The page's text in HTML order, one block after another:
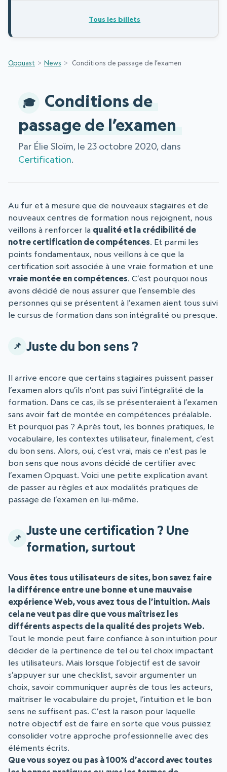
Tous les billets
Opquast News Conditions de passage de l’examen
Conditions de
passage de l’examen
Par Élie Sloïm, le 23 octobre 2020, dans
Certification.
Au fur et à mesure que de nouveaux stagiaires et de
nouveaux centres de formation nous rejoignent, nous
veillons à renforcer la qualité et la crédibilité de
notre certification de compétences. Et parmi les
points fondamentaux, nous veillons à ce que la
certification soit associée à une vraie formation et une
vraie montée en compétences. C’est pourquoi nous
avons décidé de nous assurer que l’ensemble des
personnes qui se présentent à l’examen aient tous suivi
le cursus de formation dans son intégralité ou presque.
Juste du bon sens ?
Il arrive encore que certains stagiaires puissent passer
l’examen alors qu’ils n’ont pas suivi l’intégralité de la
formation. Dans ce cas, ils se présenteraient à l’examen
sans avoir fait de montée en compétences préalable.
Et pourquoi pas ? Après tout, les bonnes pratiques, le
vocabulaire, les contextes utilisateur, finalement, c’est
du bon sens. Alors, oui, c’est vrai, mais ce n’est pas le
bon sens que nous avons décidé de certifier avec
l’examen Opquast. Voici une petite explication avant
de passer au règles et aux modalités pratiques de
passage de l’examen en lui-même.
Juste une certification ? Une
formation, surtout
Vous êtes tous utilisateurs de sites, bon savez faire
la différence entre une bonne et une mauvaise
expérience Web, vous avez tous de l’intuition. Mais
cela ne veut pas dire que vous maîtrisez les
différents aspects de la qualité des projets Web.
Tout le monde peut faire confiance à son intuition pour
décider de la pertinence de tel ou tel choix impactant
les utilisateurs. Mais lorsque l’objectif est de savoir
s’appuyer sur une checklist, savoir argumenter un
choix, savoir communiquer auprès de tous les acteurs,
maîtriser le vocabulaire du projet, l’intuition et le bon
sens ne suffisent pas. C’est la raison pour laquelle
notre objectif est de faire en sorte que vous puissiez
consolider votre approche professionnelle avec des
éléments écrits.
Que vous soyez ou pas à 100% d’accord avec toutes